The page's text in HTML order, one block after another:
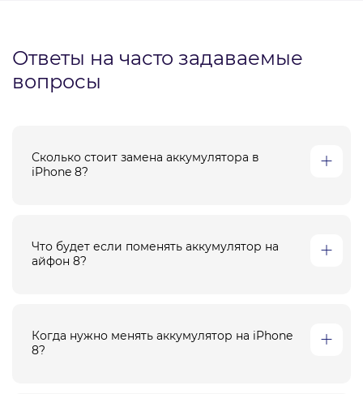
Ответы на часто задаваемые
вопросы
Сколько стоит замена аккумулятора в
iPhone 8?
Что будет если поменять аккумулятор на
айфон 8?
Когда нужно менять аккумулятор на iPhone
8?